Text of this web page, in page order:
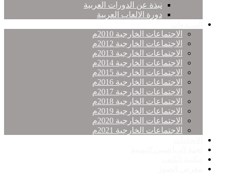
نبذة عن الدورات العربية
دورة الالعاب العربية
الاجتماعات الخارجية 2010م
الاجتماعات الخارجية 2012م
الاجتماعات الخارجية 2013م
الاجتماعات الخارجية 2014م
الاجتماعات الخارجية 2015م
الاجتماعات الخارجية 2016م
الاجتماعات الخارجية 2017م
الاجتماعات الخارجية 2018م
الاجتماعات الخارجية 2019م
الاجتماعات الخارجية 2020م
الاجتماعات الخارجية 2021م